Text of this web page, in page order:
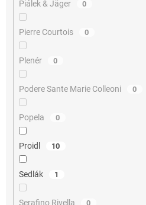
Piálek & Jäger 0
Pierre Courtois 0
Plenér 0
Podere Sante Marie Colleoni 0
Popela 0
Proidl 10
Sedlák 1
Serafino Rivella 0